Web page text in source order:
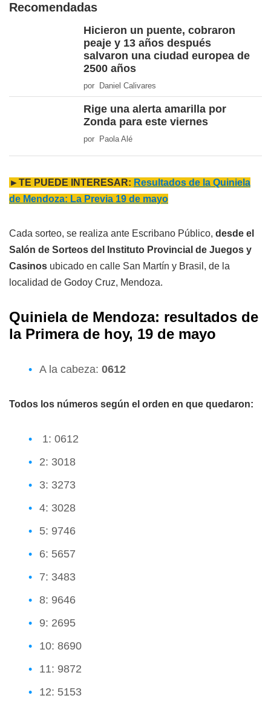
Recomendadas
Hicieron un puente, cobraron
peaje y 13 años después
salvaron una ciudad europea de
2500 años
por Daniel Calivares
Rige una alerta amarilla por
Zonda para este viernes
por Paola Alé
►TE PUEDE INTERESAR: Resultados de la Quiniela
de Mendoza: La Previa 19 de mayo
Cada sorteo, se realiza ante Escribano Público, desde el
Salón de Sorteos del Instituto Provincial de Juegos y
Casinos ubicado en calle San Martín y Brasil, de la
localidad de Godoy Cruz, Mendoza.
Quiniela de Mendoza: resultados de
la Primera de hoy, 19 de mayo
A la cabeza: 0612
Todos los números según el orden en que quedaron:
1: 0612
2: 3018
3: 3273
4: 3028
5: 9746
6: 5657
7: 3483
8: 9646
9: 2695
10: 8690
11: 9872
12: 5153